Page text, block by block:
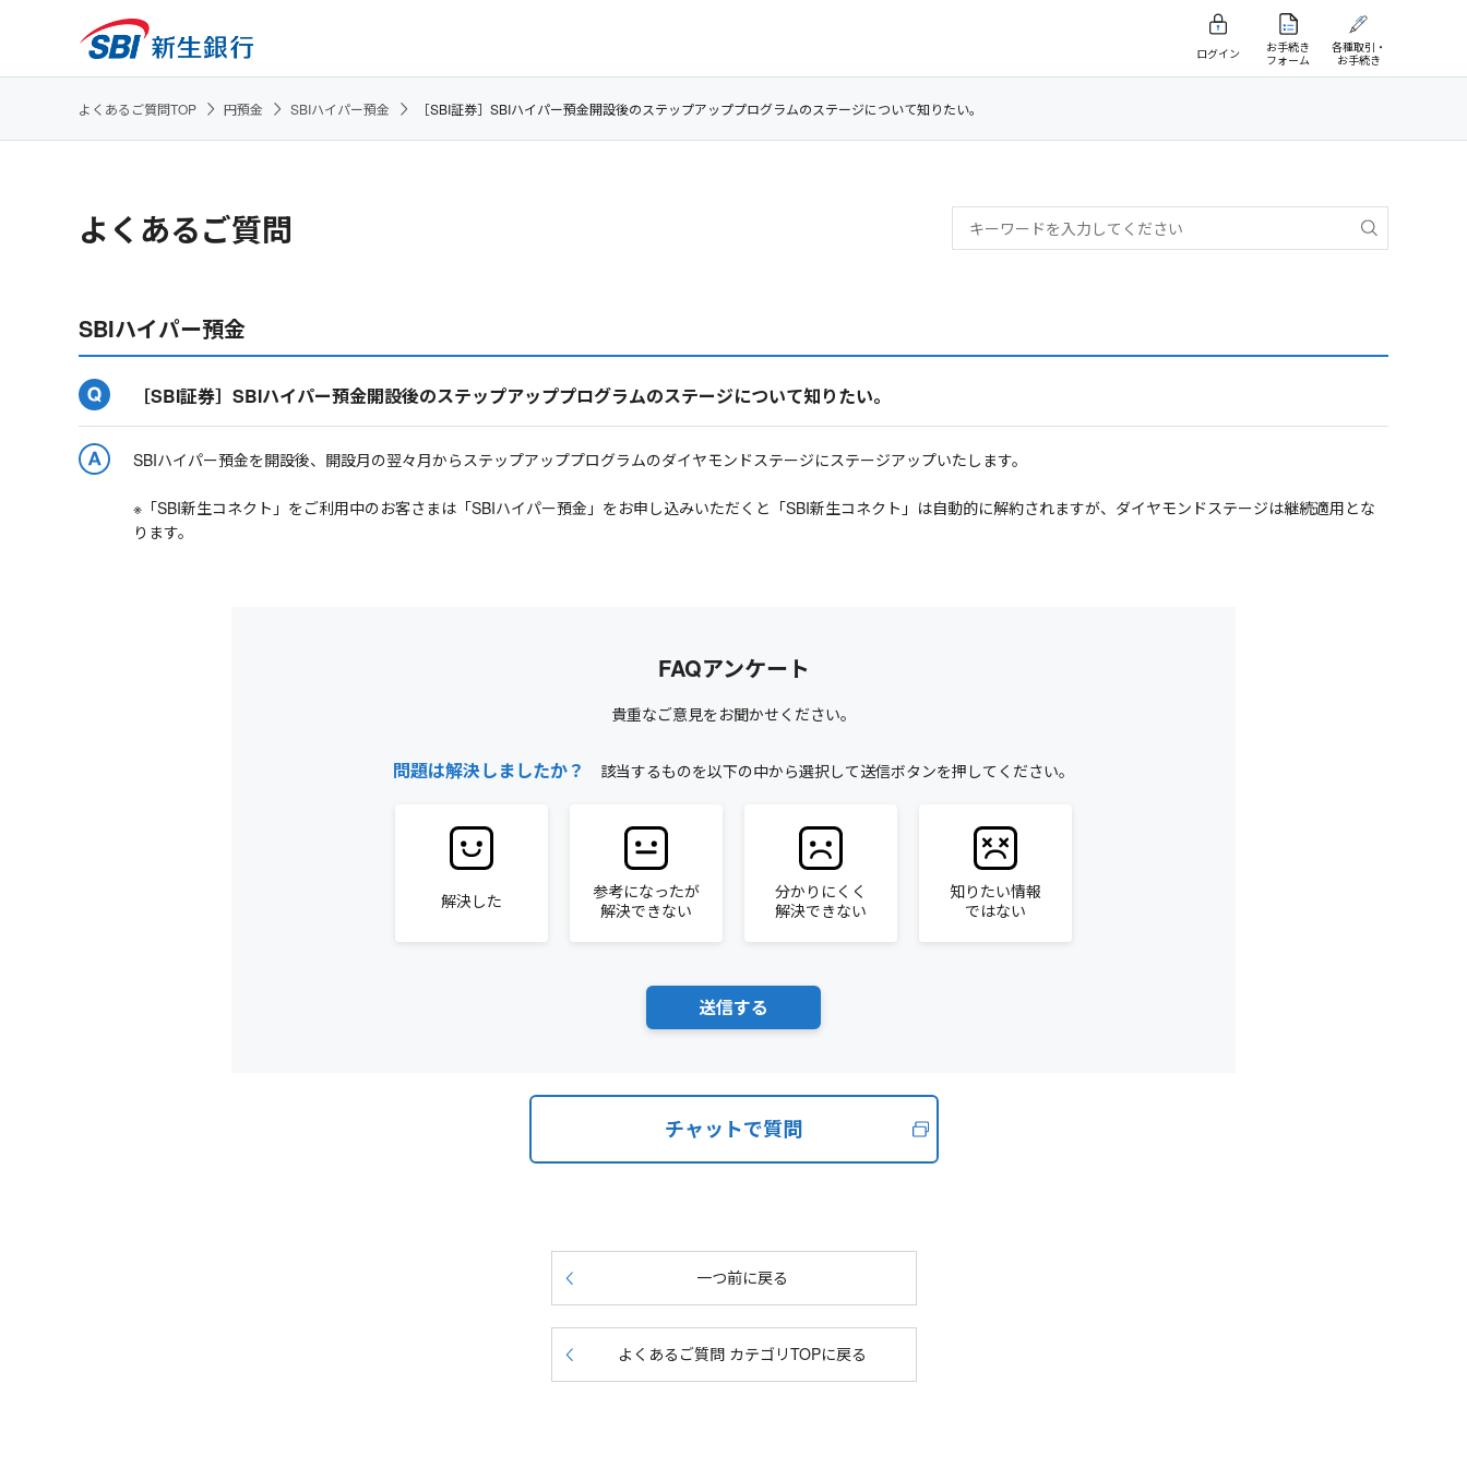
ログイン
お手続き
フォーム
各種取引・
お手続き
よくあるご質問TOP 円預金 SBIハイパー預金 ［SBI証券］SBIハイパー預金開設後のステップアッププログラムのステージについて知りたい。
よくあるご質問
SBIハイパー預金
［SBI証券］SBIハイパー預金開設後のステップアッププログラムのステージについて知りたい。
SBIハイパー預金を開設後、開設月の翌々月からステップアッププログラムのダイヤモンドステージにステージアップいたします。
※「SBI新生コネクト」をご利用中のお客さまは「SBIハイパー預金」をお申し込みいただくと「SBI新生コネクト」は自動的に解約されますが、ダイヤモンドステージは継続適用とな
ります。
FAQアンケート
貴重なご意見をお聞かせください。
問題は解決しましたか？ 該当するものを以下の中から選択して送信ボタンを押してください。
解決した
参考になったが
解決できない
分かりにくく
解決できない
知りたい情報
ではない
チャットで質問
一つ前に戻る
よくあるご質問 カテゴリTOPに戻る